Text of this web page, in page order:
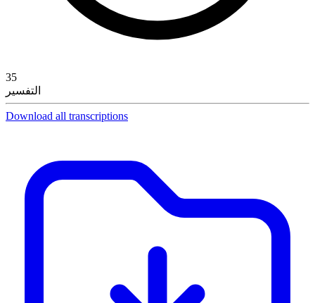
35
التفسير
Download all transcriptions